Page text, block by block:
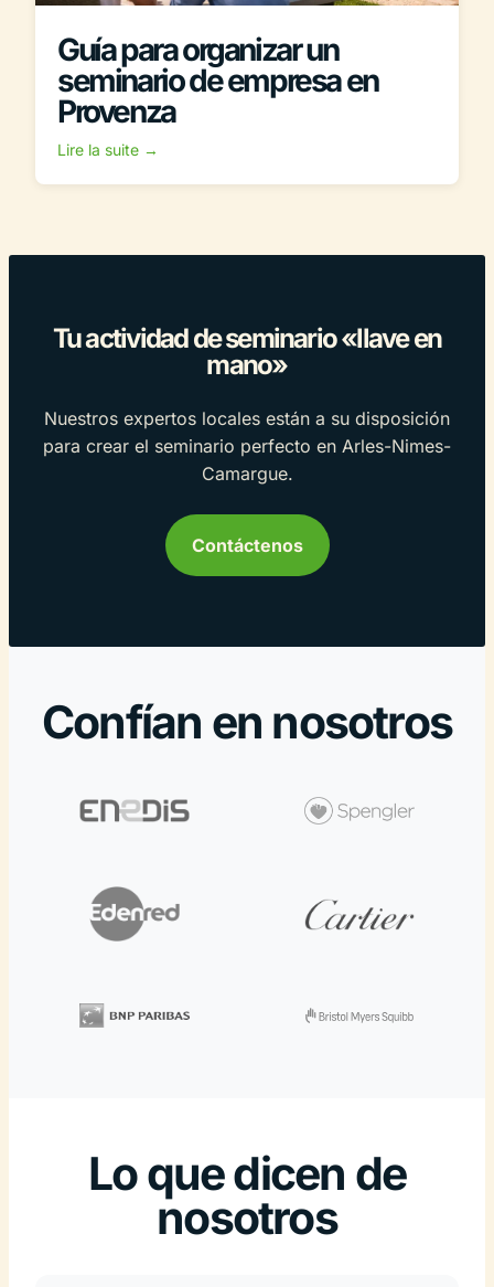
Guía para organizar un
seminario de empresa en
Provenza
Lire la suite →
Tu actividad de seminario «llave en
mano»
Nuestros expertos locales están a su disposición
para crear el seminario perfecto en Arles-Nimes-
Camargue.
Contáctenos
Confían en nosotros
Lo que dicen de
nosotros